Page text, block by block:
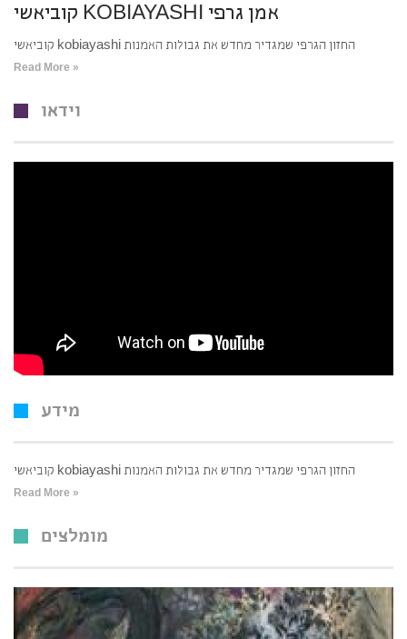
קוביאשי KOBIAYASHI אמן גרפי
קוביאשי kobiayashi החזון הגרפי שמגדיר מחדש את גבולות האמנות
Read More »
וידאו
מידע
קוביאשי kobiayashi החזון הגרפי שמגדיר מחדש את גבולות האמנות
Read More »
מומלצים